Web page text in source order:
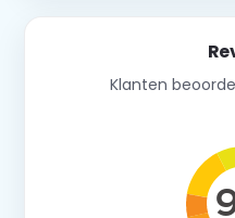
Klanten